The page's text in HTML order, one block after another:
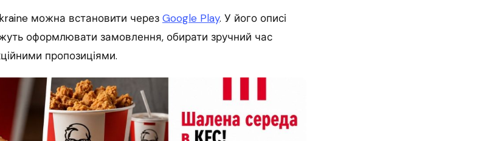
можна встановити через Google Play. У його описі
оформлювати замовлення, обирати зручний час
пропозиціями.